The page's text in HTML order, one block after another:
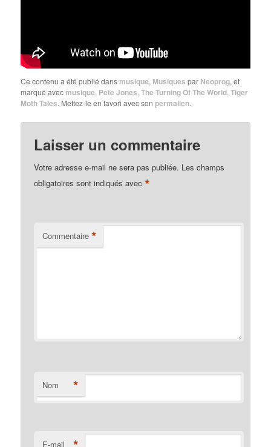
Ce contenu a été publié dans musique, Musiques par Neoprog, et
marqué avec musique, Pete Jones,The Turning Of The World,Tiger
Moth Tales. Mettez-le en favori avec son permalien.
Laisser un commentaire
Votre adresse e-mail ne sera pas publiée. Les champs
obligatoires sont indiqués avec*
Commentaire *
Nom *
E-mail